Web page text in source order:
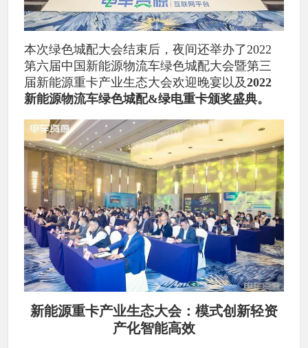
本次绿色城配大会结束后，夜间还举办了2022
第六届中国新能源物流车绿色城配大会暨第三
届新能源重卡产业生态大会欢迎晚宴以及2022
新能源物流车绿色城配&绿电重卡颁奖盛典。
新能源重卡产业生态大会：模式创新轻资
产化智能高效